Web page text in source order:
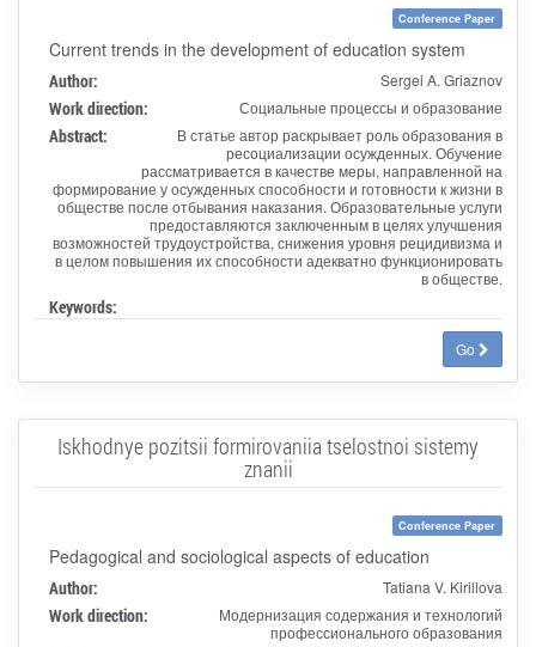
Conference Paper
Current trends in the development of education system
Author: Sergei A. Griaznov
Work direction: Социальные процессы и образование
Abstract:
В статье автор раскрывает роль образования в
ресоциализации осужденных. Обучение
рассматривается в качестве меры, направленной на
формирование у осужденных способности и готовности к жизни в
обществе после отбывания наказания. Образовательные услуги
предоставляются заключенным в целях улучшения
возможностей трудоустройства, снижения уровня рецидивизма и
в целом повышения их способности адекватно функционировать
в обществе.
Keywords:
Go
Iskhodnye pozitsii formirovaniia tselostnoi sistemy
znanii
Conference Paper
Pedagogical and sociological aspects of education
Author: Tatiana V. Kirillova
Work direction:
Модернизация содержания и технологий
профессионального образования